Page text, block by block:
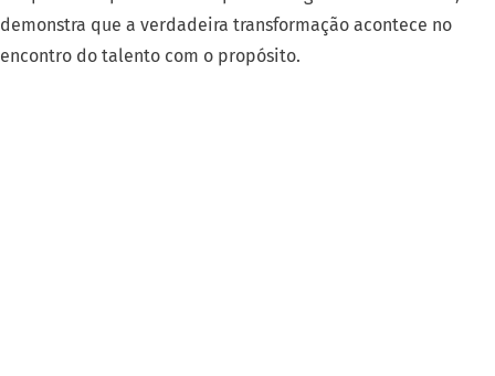
demonstra que a verdadeira transformação acontece no
encontro do talento com o propósito.